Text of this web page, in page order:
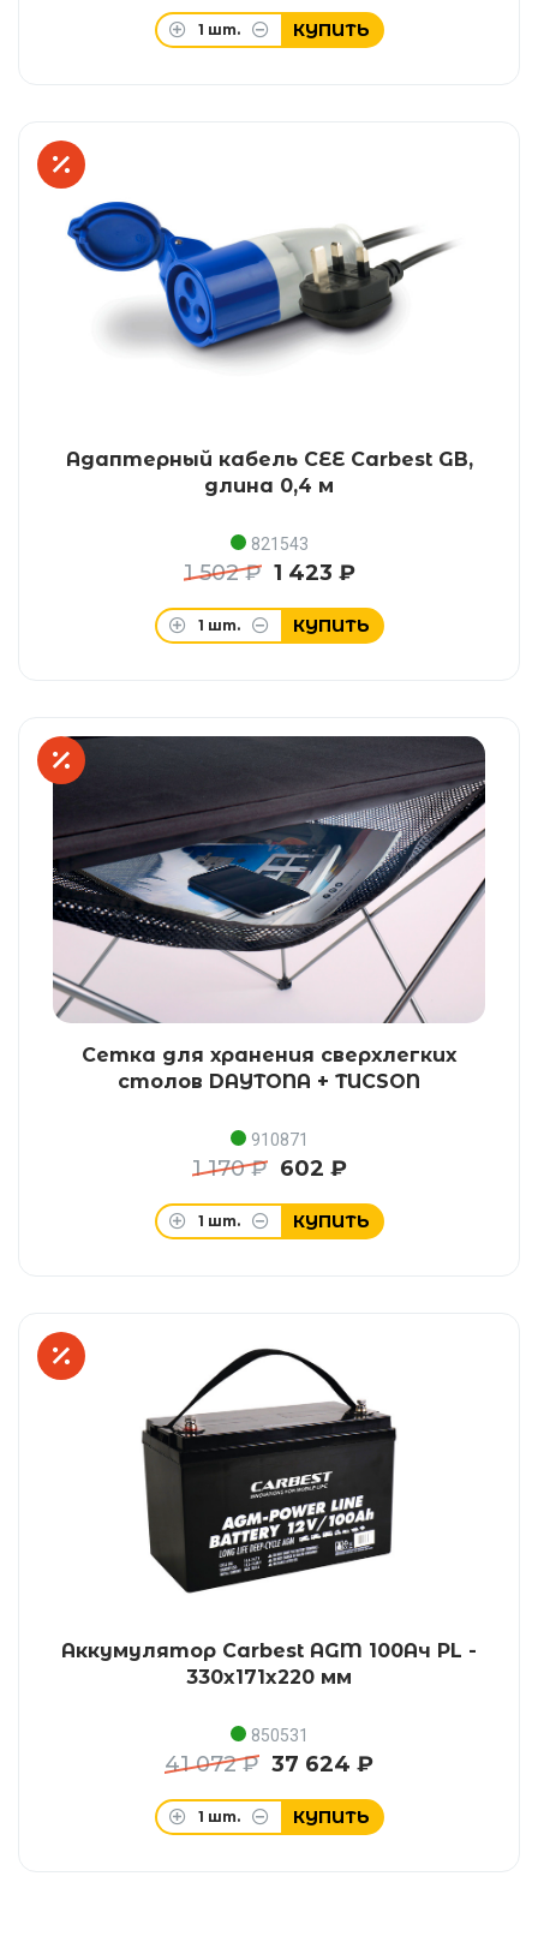
1 шт. КУПИТЬ
Адаптерный кабель CEE Carbest GB,
длина 0,4 м
821543
1 502 ₽ 1 423 ₽
1 шт. КУПИТЬ
Сетка для хранения сверхлегких
столов DAYTONA + TUCSON
910871
1 170 ₽ 602 ₽
1 шт. КУПИТЬ
Аккумулятор Carbest AGM 100Ач PL -
330x171x220 мм
850531
41 072 ₽ 37 624 ₽
1 шт. КУПИТЬ